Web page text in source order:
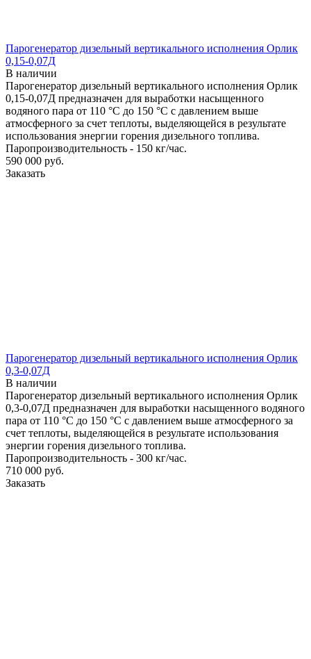
Парогенератор дизельный вертикального исполнения Орлик
0,15-0,07Д
В наличии
Парогенератор дизельный вертикального исполнения Орлик
0,15-0,07Д предназначен для выработки насыщенного
водяного пара от 110 °С до 150 °С с давлением выше
атмосферного за счет теплоты, выделяющейся в результате
использования энергии горения дизельного топлива.
Паропроизводительность - 150 кг/час.
590 000 руб.
Заказать
Парогенератор дизельный вертикального исполнения Орлик
0,3-0,07Д
В наличии
Парогенератор дизельный вертикального исполнения Орлик
0,3-0,07Д предназначен для выработки насыщенного водяного
пара от 110 °С до 150 °С с давлением выше атмосферного за
счет теплоты, выделяющейся в результате использования
энергии горения дизельного топлива.
Паропроизводительность - 300 кг/час.
710 000 руб.
Заказать